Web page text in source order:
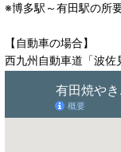
※博多駅～有田駅の所
【自動車の場合】
西九州自動車道「波佐